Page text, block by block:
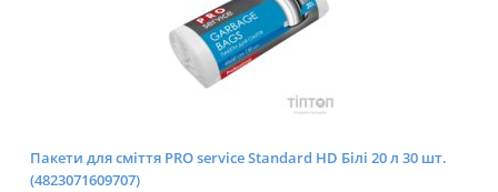
Пакети для сміття PRO service Standard HD Білі 20 л 30 шт.
(4823071609707)